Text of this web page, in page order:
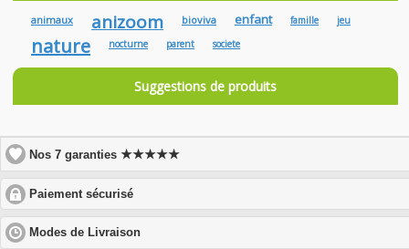
animaux anizoom bioviva enfant famille jeu
nature nocturne parent societe
Suggestions de produits
Nos 7 garanties★★★★★
Paiement sécurisé
to
expand
Modes de Livraison